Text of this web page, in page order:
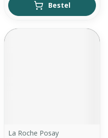
Bestel
La Roche Posay